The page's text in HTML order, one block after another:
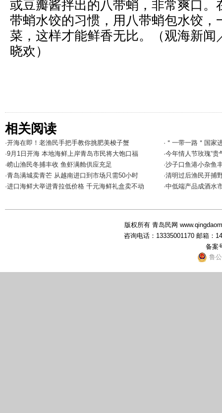
或豆瓣酱拌出的八带蛸，非常爽口。
带蛸水饺的习惯，用八带蛸包水饺，
菜，这样才能鲜香无比。（观海新闻
晓欢）
相关阅读
·开海在即！老渔民手把手教你挑肥美梭子蟹
·＂一带一路＂国家
·9月1日开海 本地海鲜上岸青岛市民将大饱口福
·今年情人节玫瑰“
·崂山渔民冬捕丰收 鱼虾满舱供应充足
·沙子口鱼港小杂鱼
·青岛满城卖青芒 从越南进口到市场只需50小时
·清明过后渔民开捕
·进口海鲜大举进青拉低价格 千元海鲜礼盒卖不动
·中低端产品成酒水
版权所有 青岛民网
咨询电话：13335001170 邮箱：
备案
鲁